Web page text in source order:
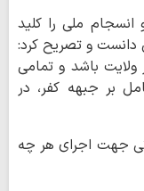
ملی را کلید
دانست و تصریح کرد:
باشد و تمامی
بر جبهه کفر، در
جهت اجرای هر چه